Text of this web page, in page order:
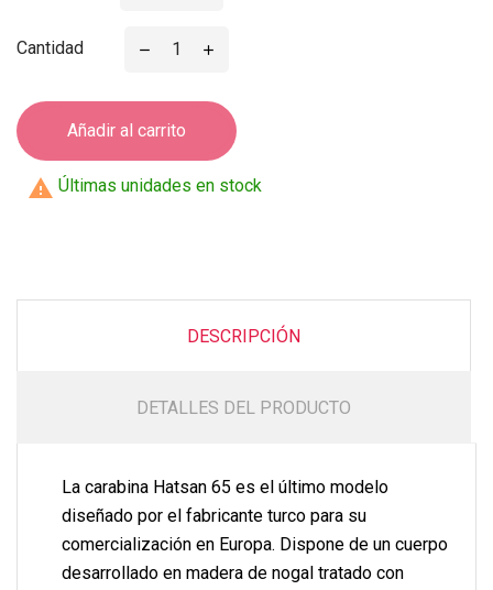
Cantidad
Añadir al carrito
 Últimas unidades en stock
DESCRIPCIÓN
DETALLES DEL PRODUCTO
La carabina Hatsan 65 es el último modelo
diseñado por el fabricante turco para su
comercialización en Europa. Dispone de un cuerpo
desarrollado en madera de nogal tratado con